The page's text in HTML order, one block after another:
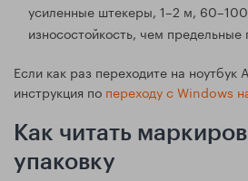
усиленные штекеры, 1–2 м,
износостойкость, чем предельные
Если как раз переходите на ноутбук
инструкция по переходу с Windows
Как читать
упаковку